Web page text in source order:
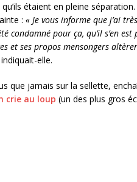
étaient en pleine
: « Je vous informe que j’ai
condamné pour ça, qu’il s’en
et ses propos mensongers
elle.
que jamais sur la sellette,
crie au loup (un des plus gros